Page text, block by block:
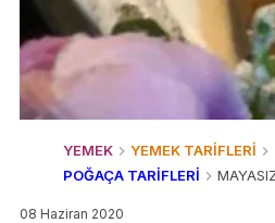
YEMEK YEMEK TARİFLERİ
POĞAÇA TARİFLERİ
08 Haziran 2020